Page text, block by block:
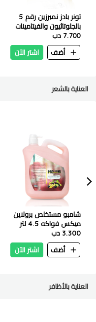
تونر بادز نمبرزين رقم 5
بالجلوتاثيون والفيتامينات
المركزة – 70 قطعة
7.700 دب
أضف
اشتر الآن
العناية بالشعر
شامبو مستخلص برولاين
ميكس فواكه 4.5 لتر
3.300 دب
أضف
اشتر الآن
العناية بالأظافر